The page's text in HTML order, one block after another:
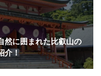
然に囲まれた比叡山の
介！